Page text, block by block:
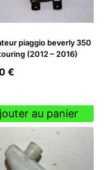
piaggio beverly 350
(2012 – 2016)
€
au panier